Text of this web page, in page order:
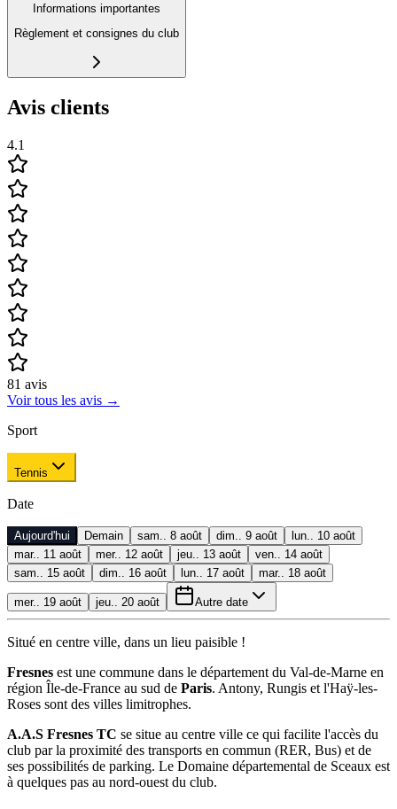
Informations importantes
Règlement et consignes du club
Avis clients
4.1
81 avis
Voir tous les avis →
Sport
Tennis
Date
Aujourd'hui Demain sam.. 8 août dim.. 9 août
lun.. 10 août
mar.. 11 août
mer.. 12 août jeu.. 13 août
ven.. 14 août
sam.. 15 août
dim.. 16 août lun.. 17 août mar.. 18 août
mer.. 19 août jeu.. 20 août Autre date
Situé en centre ville, dans un lieu paisible !
Fresnes est une commune dans le département du Val-de-Marne en
région Île-de-France au sud de Paris. Antony, Rungis et l'Haÿ-les-
Roses sont des villes limitrophes.
A.A.S Fresnes TC se situe au centre ville ce qui facilite l'accès du
club par la proximité des transports en commun (RER, Bus) et de
ses possibilités de parking. Le Domaine départemental de Sceaux est
à quelques pas au nord-ouest du club.